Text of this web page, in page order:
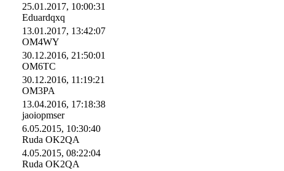
25.01.2017, 10:00:31
Eduardqxq
13.01.2017, 13:42:07
OM4WY
30.12.2016, 21:50:01
OM6TC
30.12.2016, 11:19:21
OM3PA
13.04.2016, 17:18:38
jaoiopmser
6.05.2015, 10:30:40
Ruda OK2QA
4.05.2015, 08:22:04
Ruda OK2QA